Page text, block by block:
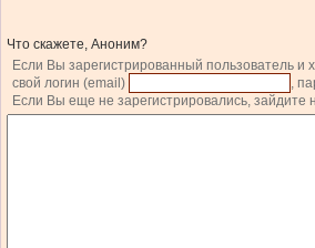
Что скажете, Аноним?
Если Вы зарегистрированный пользователь и
свой логин (email)
,
Если Вы еще не зарегистрировались, зайдите